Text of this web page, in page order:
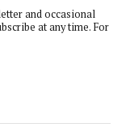
and occasional
at any time. For